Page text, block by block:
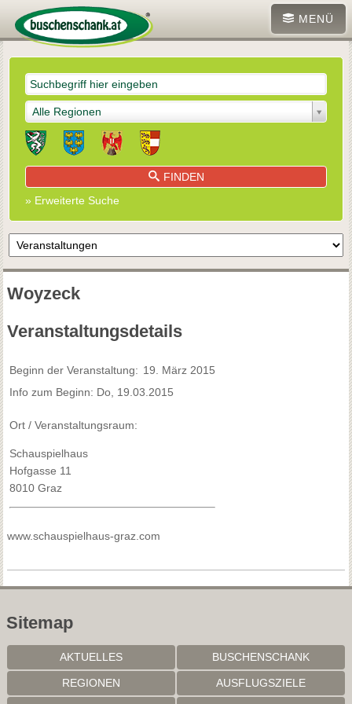
MENÜ
Alle Regionen
FINDEN
» Erweiterte Suche
Woyzeck
Veranstaltungsdetails
Beginn der Veranstaltung: 19. März 2015
Info zum Beginn: Do, 19.03.2015
Ort / Veranstaltungsraum:
Schauspielhaus
Hofgasse 11
8010 Graz
www.schauspielhaus-graz.com
Sitemap
AKTUELLES BUSCHENSCHANK
REGIONEN AUSFLUGSZIELE